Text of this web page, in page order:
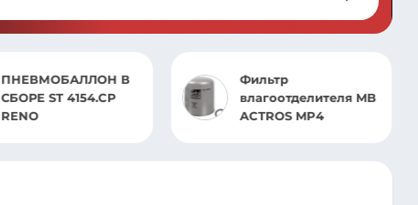
ПНЕВМОБАЛЛОН В
СБОРЕ ST 4154.CP
RENO
Фильтр
влагоотделителя MB
ACTROS MP4